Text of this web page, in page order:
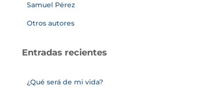
Samuel Pérez
Otros autores
Entradas recientes
¿Qué será de mi vida?